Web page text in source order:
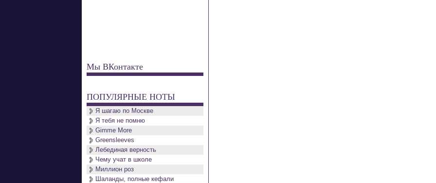
Мы ВКонтакте
ПОПУЛЯРНЫЕ НОТЫ
Я шагаю по Москве
Я тебя не помню
Gimme More
Greensleeves
Лебединая верность
Чему учат в школе
Миллион роз
Шаланды, полные кефали